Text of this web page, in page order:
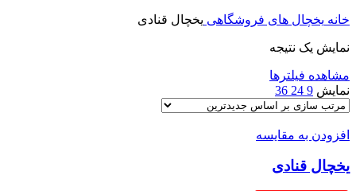
خانه یخچال های فروشگاهی یخچال قنادی
نمایش یک نتیجه
مشاهده فیلترها
نمایش 9
24
36
افزودن به مقایسه
یخچال قنادی